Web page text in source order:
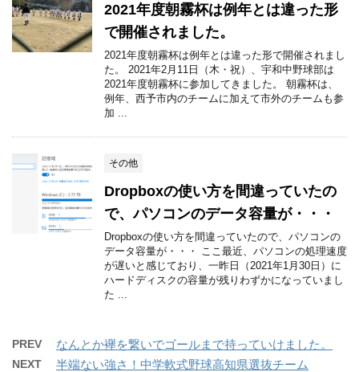
2021年度朝霧杯は例年とは違った形
で開催されました。
2021年度朝霧杯は例年とは違った形で開催されまし
た。 2021年2月11日（木・祝）、宇和中野球部は
2021年度朝霧杯に参加してきました。 朝霧杯は、
例年、西予市内のチームに加えて市外のチームも参
加 ...
その他
Dropboxの使い方を間違っていたの
で、パソコンのデータ容量が・・・
Dropboxの使い方を間違っていたので、パソコンの
データ容量が・・・ ここ最近、パソコンの処理速度
が遅いと感じており、一昨日（2021年1月30日）に
ハードディスクの容量が残りわずかになっていまし
た ...
PREV なんとか襷を繋いでゴールまで持っていけました。
NEXT 半端ない強さ！中学軟式野球高知県選抜チーム